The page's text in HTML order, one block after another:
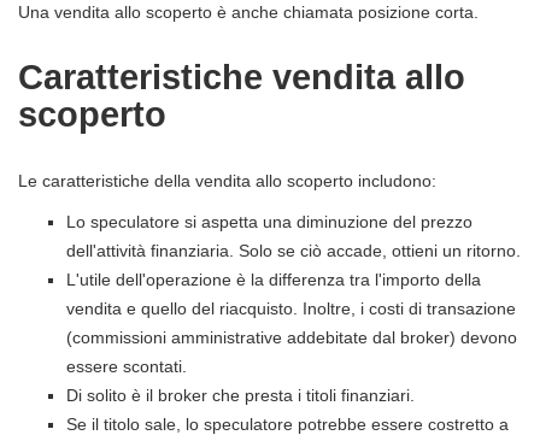
Una vendita allo scoperto è anche chiamata posizione corta.
Caratteristiche vendita allo
scoperto
Le caratteristiche della vendita allo scoperto includono:
Lo speculatore si aspetta una diminuzione del prezzo
dell'attività finanziaria. Solo se ciò accade, ottieni un ritorno.
L'utile dell'operazione è la differenza tra l'importo della
vendita e quello del riacquisto. Inoltre, i costi di transazione
(commissioni amministrative addebitate dal broker) devono
essere scontati.
Di solito è il broker che presta i titoli finanziari.
Se il titolo sale, lo speculatore potrebbe essere costretto a